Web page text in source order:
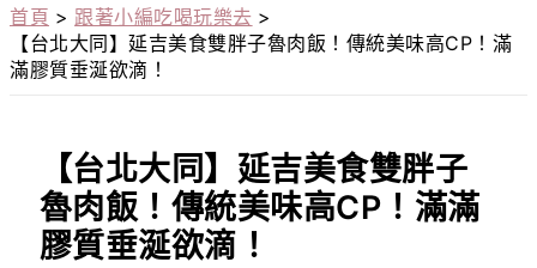
首頁
跟著小編吃喝玩樂去
【台北大同】延吉美食雙胖子魯肉飯！傳統美味高CP！滿
滿膠質垂涎欲滴！
【台北大同】延吉美食雙胖子
魯肉飯！傳統美味高CP！滿滿
膠質垂涎欲滴！